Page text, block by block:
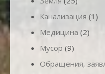
Канализация (1)
Медицина (2)
Мусор (9)
Обращения,